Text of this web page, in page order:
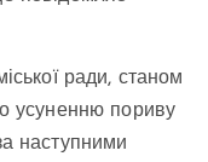
ради, станом
усуненню пориву
наступними